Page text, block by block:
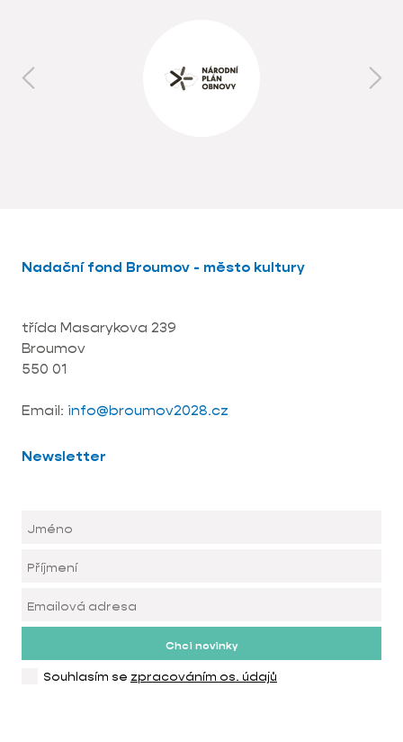
Nadační fond Broumov - město kultury
třída Masarykova 239
Broumov
550 01
Email: info@broumov2028.cz
Newsletter
Chci novinky
Souhlasím se zpracováním os. údajů